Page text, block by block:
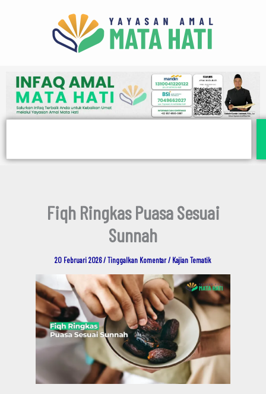
Fiqh Ringkas Puasa Sesuai
Sunnah
20 Februari 2026/Tinggalkan Komentar/ Kajian Tematik